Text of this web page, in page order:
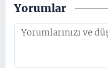
Yorumlar